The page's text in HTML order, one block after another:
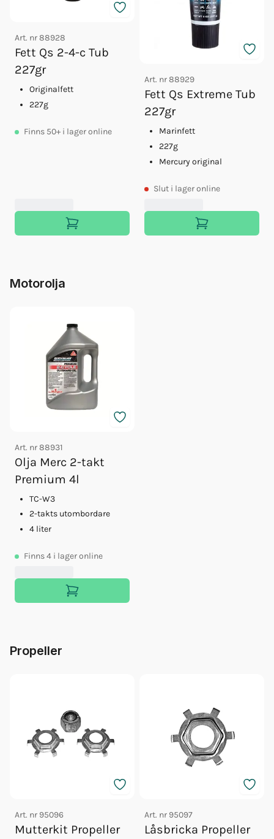
Art. nr88928
Fett Qs 2-4-c Tub
227gr
Originalfett
227g
Finns 50+ i lager online
Art. nr88929
Fett Qs Extreme Tub
227gr
Marinfett
227g
Mercury original
Slut i lager online
Motorolja
Art. nr88931
Olja Merc 2-takt
Premium 4l
TC-W3
2-takts utombordare
4 liter
Finns4 i lager online
Propeller
Art. nr 95096
Mutterkit Propeller
Art. nr 95097
Låsbricka Propeller